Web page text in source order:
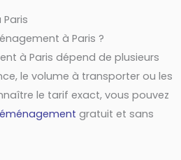
à Paris ?
à Paris dépend de plusieurs
le volume à transporter ou les
le tarif exact, vous pouvez
gratuit et sans